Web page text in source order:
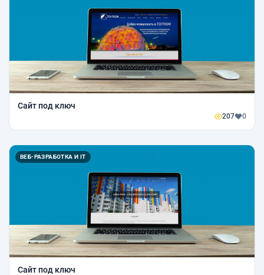
Сайт под ключ
207 0
ВЕБ-РАЗРАБОТКА И IT
Сайт под ключ